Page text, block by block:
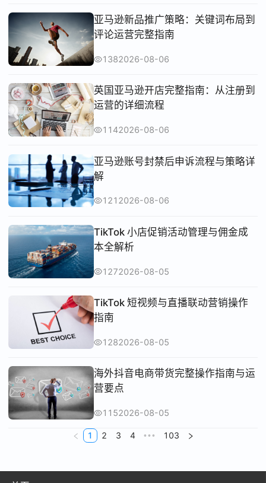
亚马逊新品推广策略：关键词布局到
评论运营完整指南
1382026-08-06
英国亚马逊开店完整指南：从注册到
运营的详细流程
1142026-08-06
亚马逊账号封禁后申诉流程与策略详
解
121 2026-08-06
TikTok 小店促销活动管理与佣金成
本全解析
1272026-08-05
TikTok 短视频与直播联动营销操作
指南
1282026-08-05
海外抖音电商带货完整操作指南与运
营要点
1152026-08-05
1 2 3 4 ••• 103